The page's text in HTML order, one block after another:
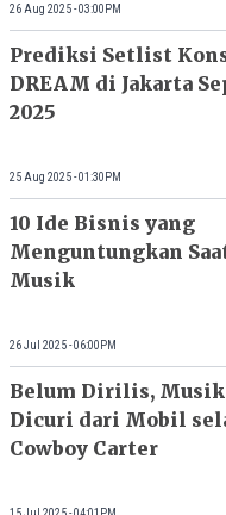
26 Aug 2025 - 03:00PM
Prediksi Setlist
DREAM di Jakarta
2025
25 Aug 2025 - 01:30PM
10 Ide Bisnis yang
Menguntungkan
Musik
26 Jul 2025 - 06:00PM
Belum Dirilis, Musik
Dicuri dari Mobil
Cowboy Carter